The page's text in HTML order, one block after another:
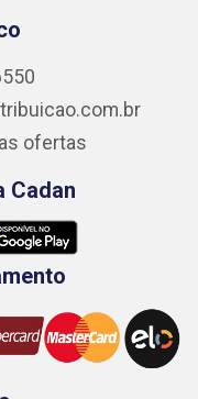
ofertas
Cadan